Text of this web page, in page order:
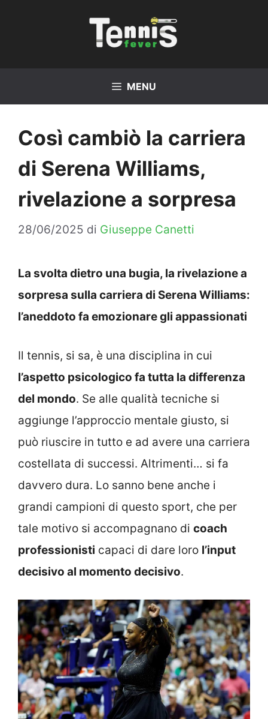
MENU
Così cambiò la carriera
di Serena Williams,
rivelazione a sorpresa
28/06/2025 di Giuseppe Canetti
La svolta dietro una bugia, la rivelazione a
sorpresa sulla carriera di Serena Williams:
l’aneddoto fa emozionare gli appassionati
Il tennis, si sa, è una disciplina in cui
l’aspetto psicologico fa tutta la differenza
del mondo. Se alle qualità tecniche si
aggiunge l’approccio mentale giusto, si
può riuscire in tutto e ad avere una carriera
costellata di successi. Altrimenti… si fa
davvero dura. Lo sanno bene anche i
grandi campioni di questo sport, che per
tale motivo si accompagnano di coach
professionisti capaci di dare loro l’input
decisivo al momento decisivo.